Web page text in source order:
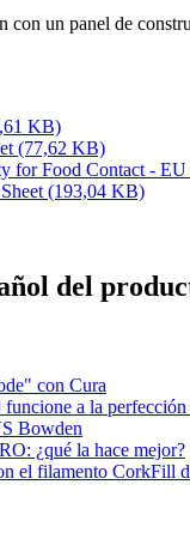
con un panel de
KB)
(77,62 KB)
for Food Contact - EU
(193,04 KB)
del
con Cura
a la
Bowden
¿qué la hace mejor?
el filamento CorkFill